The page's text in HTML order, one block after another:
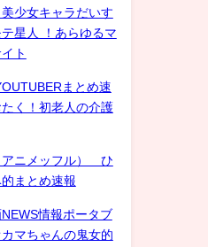
少女キャラだいす
星人 ！あらゆるマ
ト
まとめ速
く！初老人の介護
アニメッフル） ひ
まとめ速報
情報ポータブ
マちゃんの鬼女的